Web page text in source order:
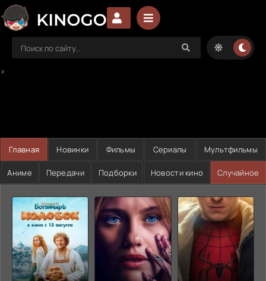
>
Главная Новинки Фильмы Сериалы Мультфильмы
Аниме Передачи Подборки Новости кино Случайное